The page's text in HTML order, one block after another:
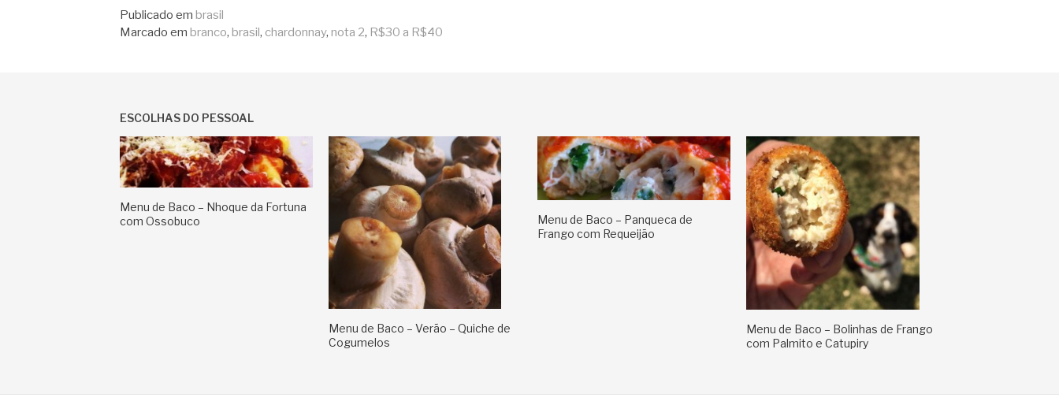
lendo
Publicado em brasil
Marcado em branco, brasil, chardonnay, nota 2, R$30 a R$40
ESCOLHAS DO PESSOAL
Menu de Baco – Nhoque da Fortuna
com Ossobuco
Menu de Baco – Verão – Quiche de
Cogumelos
Menu de Baco – Panqueca de
Frango com Requeijão
Menu de Baco – Bolinhas de Frango
com Palmito e Catupiry